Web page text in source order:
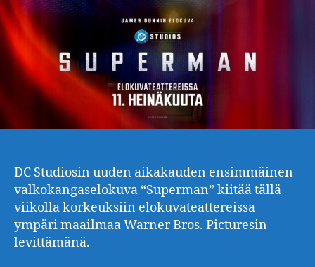
DC Studiosin uuden aikakauden ensimmäinen
valkokangaselokuva “Superman” kiitää tällä
viikolla korkeuksiin elokuvateattereissa
ympäri maailmaa Warner Bros. Picturesin
levittämänä.